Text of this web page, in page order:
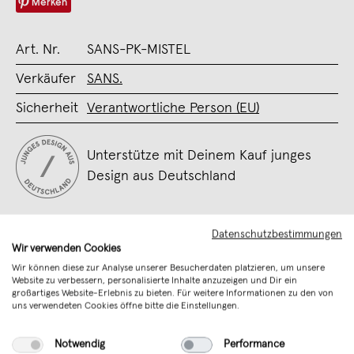
Merken
Art. Nr. SANS-PK-MISTEL
Verkäufer SANS.
Sicherheit Verantwortliche Person (EU)
Unterstütze mit Deinem Kauf junges
Design aus Deutschland
Datenschutzbestimmungen
Wir verwenden Cookies
Wir können diese zur Analyse unserer Besucherdaten platzieren, um unsere
Website zu verbessern, personalisierte Inhalte anzuzeigen und Dir ein
großartiges Website-Erlebnis zu bieten. Für weitere Informationen zu den von
uns verwendeten Cookies öffne bitte die Einstellungen.
Notwendig Performance